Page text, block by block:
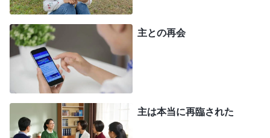
きがあり、真理にもかなっていて、確かにためにな
りますがやはり人の言葉なのです。神の御言葉、神
の黙示と呼ぶことはできません。神は真理、道、い
のちであり、真理を表せる唯一の存在。人には神の
御言葉を表すことも真理を表すこともできません。
神は神、人は人です。人と神の御言葉が、同じ立場
に立つことはなく聖書にある人の言葉、パウロの言
主との再会
主は本当に再臨された